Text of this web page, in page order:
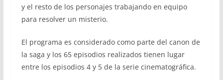
y el resto de los personajes trabajando en equipo
para resolver un misterio.
El programa es considerado como parte del canon de
la saga y los 65 episodios realizados tienen lugar
entre los episodios 4 y 5 de la serie cinematográfica.